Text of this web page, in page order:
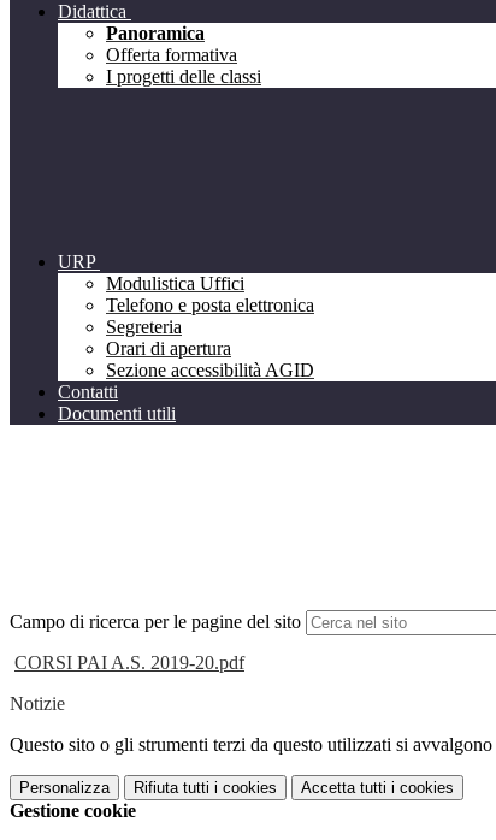
Didattica
Panoramica
Offerta formativa
I progetti delle classi
URP
Modulistica Uffici
Telefono e posta elettronica
Segreteria
Orari di apertura
Sezione accessibilità AGID
Contatti
Documenti utili
Campo di ricerca per le pagine del sito
CORSI PAI A.S. 2019-20.pdf
Notizie
Questo sito o gli strumenti terzi da questo utilizzati si
Personalizza Rifiuta tutti i cookies Accetta tutti i cookies
Gestione cookie